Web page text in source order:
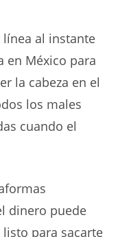
al instante
en México para
la cabeza en el
los males
cuando el
dinero puede
para sacarte